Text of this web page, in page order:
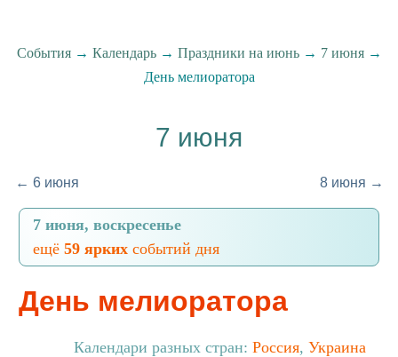
События→ Календарь→ Праздники на июнь→ 7 июня→
День мелиоратора
7 июня
← 6 июня 8 июня →
7 июня, воскресенье
ещё 59 ярких событий дня
День мелиоратора
Календари разных стран: Россия, Украина